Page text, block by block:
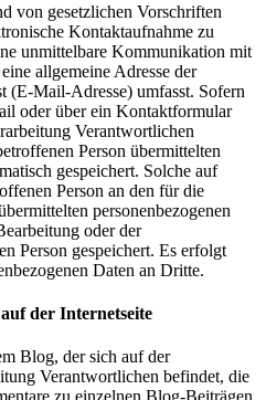
von gesetzlichen Vorschriften
Kontaktaufnahme zu
unmittelbare Kommunikation mit
allgemeine Adresse der
(E-Mail-Adresse) umfasst. Sofern
oder über ein Kontaktformular
Verantwortlichen
Person übermittelten
gespeichert. Solche auf
Person an den für die
personenbezogenen
oder der
Person gespeichert. Es erfolgt
Daten an Dritte.
der Internetseite
Blog, der sich auf der
Verantwortlichen befindet, die